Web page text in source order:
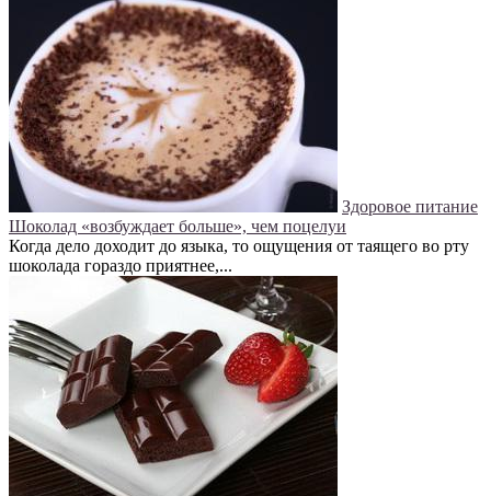
Здоровое питание
Шоколад «возбуждает больше», чем поцелуи
Когда дело доходит до языка, то ощущения от таящего во рту
шоколада гораздо приятнее,...